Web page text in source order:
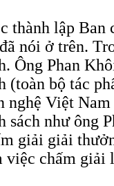
thành lập Ban
nói ở trên.
Ông Phan
(toàn bộ tác
nghệ Việt
sách như ông
giải giải
việc chấm giải